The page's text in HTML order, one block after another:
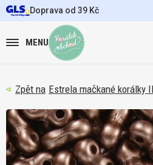
Doprava od 39 Kč
MENU
Estrela mačkané korálky